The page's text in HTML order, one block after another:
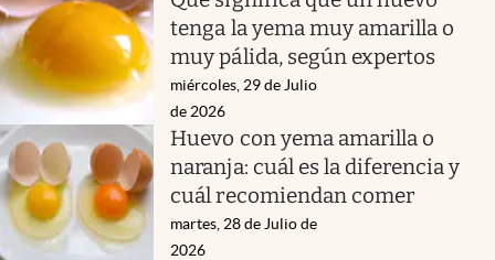
tenga la yema muy amarilla o
muy pálida, según expertos
miércoles, 29 de Julio
de 2026
Huevo con yema amarilla o
naranja: cuál es la diferencia y
cuál recomiendan comer
martes, 28 de Julio de
2026